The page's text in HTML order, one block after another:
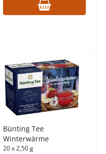
Bünting Tee
Winterwärme
20 x 2,50 g